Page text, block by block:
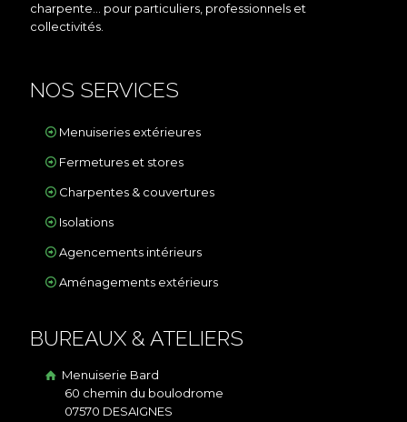
charpente… pour particuliers, professionnels et
collectivités.
NOS SERVICES
Menuiseries extérieures
Fermetures et stores
Charpentes & couvertures
Isolations
Agencements intérieurs
Aménagements extérieurs
BUREAUX & ATELIERS
Menuiserie Bard
60 chemin du boulodrome
07570 DESAIGNES